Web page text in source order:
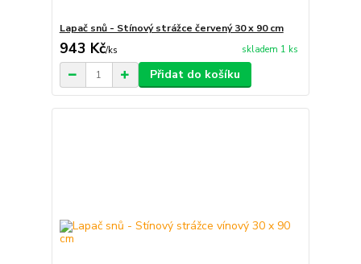
Lapač snů - Stínový strážce červený 30 x 90 cm
943 Kč/ks skladem 1 ks
Přidat do košíku